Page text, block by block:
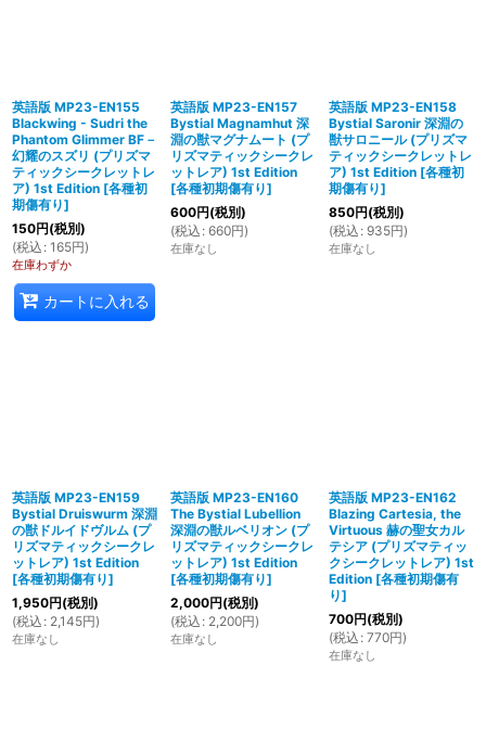
英語版 MP23-EN155
Blackwing - Sudri the
Phantom Glimmer BF－
幻耀のスズリ (プリズマ
ティックシークレットレ
ア) 1st Edition [各種初
期傷有り]
150円(税別)
(税込 : 165円)
在庫わずか
カートに入れる
英語版 MP23-EN157
Bystial Magnamhut 深
淵の獣マグナムート (プ
リズマティックシークレ
ットレア) 1st Edition
[各種初期傷有り]
600円(税別)
(税込 : 660円)
在庫なし
英語版 MP23-EN158
Bystial Saronir 深淵の
獣サロニール (プリズマ
ティックシークレットレ
ア) 1st Edition [各種初
期傷有り]
850円(税別)
(税込 : 935円)
在庫なし
英語版 MP23-EN159
Bystial Druiswurm 深淵
の獣ドルイドヴルム (プ
リズマティックシークレ
ットレア) 1st Edition
[各種初期傷有り]
1,950円(税別)
(税込 : 2,145円)
在庫なし
英語版 MP23-EN160
The Bystial Lubellion
深淵の獣ルベリオン (プ
リズマティックシークレ
ットレア) 1st Edition
[各種初期傷有り]
2,000円(税別)
(税込 : 2,200円)
在庫なし
英語版 MP23-EN162
Blazing Cartesia, the
Virtuous 赫の聖女カル
テシア (プリズマティッ
クシークレットレア) 1st
Edition [各種初期傷有
り]
700円(税別)
(税込 : 770円)
在庫なし